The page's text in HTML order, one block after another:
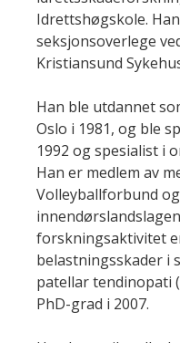
Idrettshøgskole.
seksjonsoverlege
Kristiansund
Han ble utdannet
Oslo i 1981, og ble
1992 og spesialist i
Han er medlem av
Volleyballforbund
forskningsaktivitet
belastningsskader i
patellar tendinopati
PhD-grad i 2007.